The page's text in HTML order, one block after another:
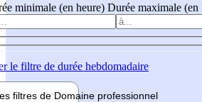
minimale (en heure) Durée maximale (en
le filtre de durée hebdomadaire
filtres de Domaine professionnel